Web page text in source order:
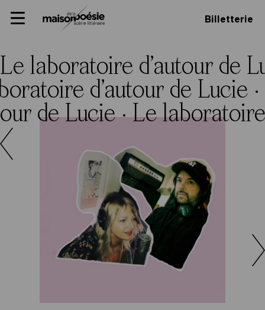
Panneau de gestion des cookies
to
littéraire
Primary
Billetterie
Le laboratoire d’autour de
d’autour de Lucie ·
de Lucie ·Le